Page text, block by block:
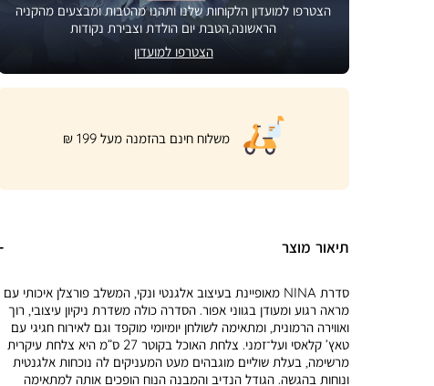
הצטרפו למועדון הלקוחות שלנו ותהנו מהטבות ומבצעים מהקניה
הראשונה,הטבת יום הולדת וצבירת נקודות
הצטרפו למועדון
|
product
page
banner
משלוח חינם בהזמנה מעל 199 ₪
תיאור מוצר
סדרת NINA מאופיינת בעיצוב אלגנטי ונקי, המשלב פורצלן איכותי עם
מראה רגוע ומעודן בגווני אפור. הסדרה כולה משדרת ניקיון עיצובי, רוך
ואווירה הרמונית, ומתאימה לשולחן יומיומי מוקפד וגם לאירוח חגיגי עם
טאץ’ קלאסי ועל־זמני. צלחת האוכל בקוטר 27 ס”מ היא צלחת עיקרית
מרשימה, בעלת שוליים מוגבהים מעט המעניקים לה נוכחות אלגנטית
ונוחות בהגשה. הגודל הנדיב והמבנה הנוח הופכים אותה למתאימה